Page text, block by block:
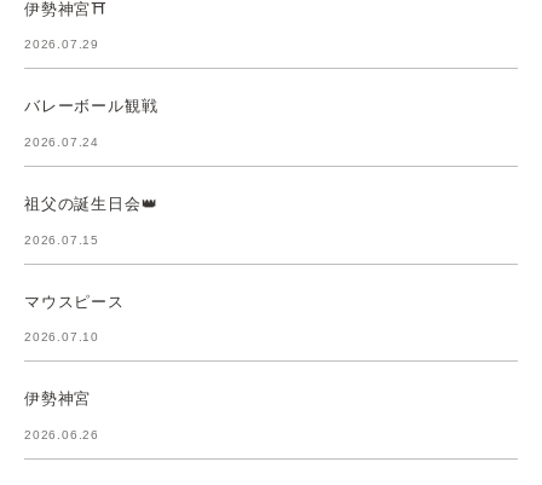
伊勢神宮⛩️
2026.07.29
バレーボール観戦
2026.07.24
祖父の誕生日会👑
2026.07.15
マウスピース
2026.07.10
伊勢神宮
2026.06.26